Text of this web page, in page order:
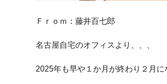
Ｆｒｏｍ：藤井百七郎
名古屋自宅のオフィスより、、、
2025年も早や１か月が終わり２月に